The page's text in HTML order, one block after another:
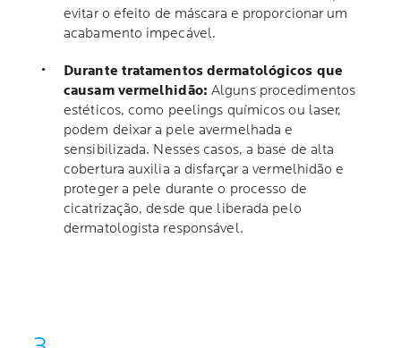
evitar o efeito de máscara e proporcionar um
acabamento impecável.
Durante tratamentos dermatológicos que
causam vermelhidão: Alguns procedimentos
estéticos, como peelings químicos ou laser,
podem deixar a pele avermelhada e
sensibilizada. Nesses casos, a base de alta
cobertura auxilia a disfarçar a vermelhidão e
proteger a pele durante o processo de
cicatrização, desde que liberada pelo
dermatologista responsável.